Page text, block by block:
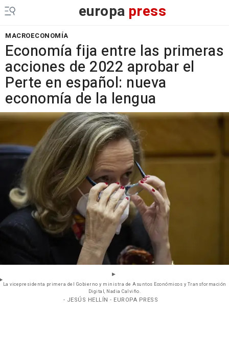
europa press
MACROECONOMÍA
Economía fija entre las primeras
acciones de 2022 aprobar el
Perte en español: nueva
economía de la lengua
La vicepresidenta primera del Gobierno y ministra de Asuntos Económicos y Transformación
Digital, Nadia Calviño.
- JESÚS HELLÍN - EUROPA PRESS